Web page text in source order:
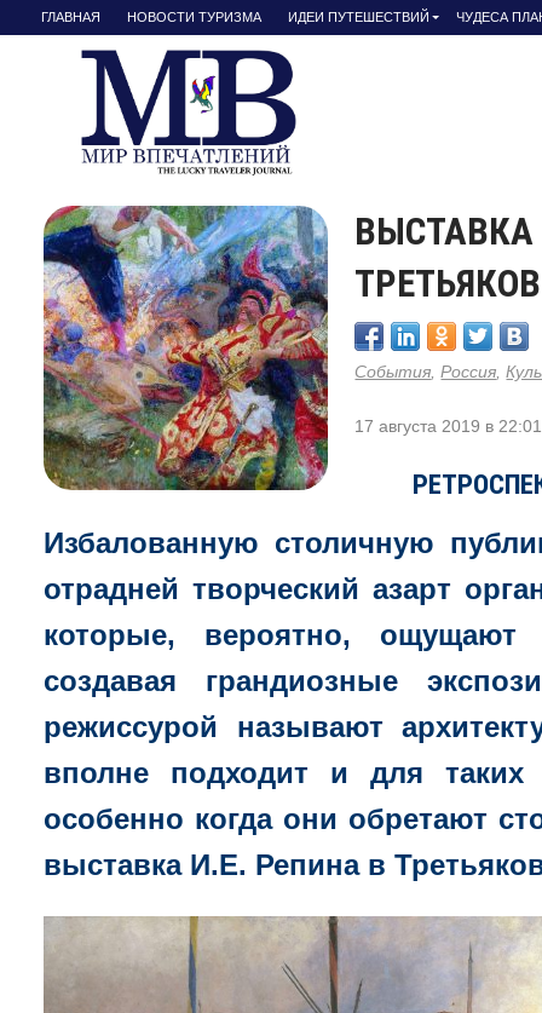
ГЛАВНАЯ НОВОСТИ ТУРИЗМА ИДЕИ ПУТЕШЕСТВИЙ ЧУДЕСА
ВЫСТАВКА
События ,Россия ,
17 августа 2019 в
Избалованную столичную
отрадней творческий азарт
которые, вероятно, ощущают
создавая грандиозные
режиссурой называют
вполне подходит и для
особенно когда они обретают
выставка И.Е. Репина в